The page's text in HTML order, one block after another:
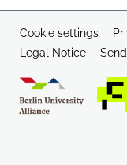
Cookie settings
Legal Notice